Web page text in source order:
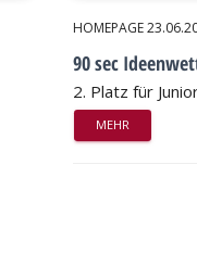
HOMEPAGE
90 sec
2. Platz für
MEHR